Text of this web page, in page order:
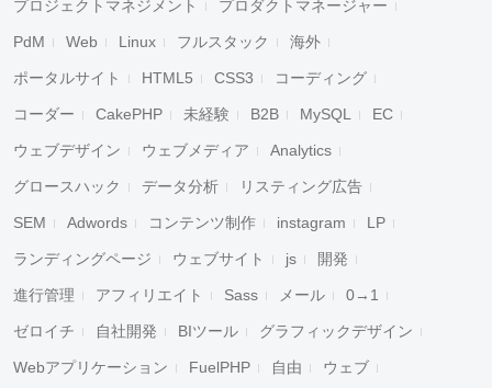
プロジェクトマネジメント プロダクトマネージャー
PdM Web Linux フルスタック 海外
ポータルサイト HTML5 CSS3 コーディング
コーダー CakePHP 未経験 B2B MySQL EC
ウェブデザイン ウェブメディア Analytics
グロースハック データ分析 リスティング広告
SEM Adwords コンテンツ制作 instagram LP
ランディングページ ウェブサイト js 開発
進行管理 アフィリエイト Sass メール 0→1
ゼロイチ 自社開発 BIツール グラフィックデザイン
Webアプリケーション FuelPHP 自由 ウェブ